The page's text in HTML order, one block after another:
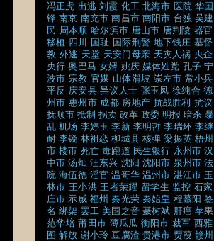
冯正虎 出逃 刘霞 化工 北海市 医院 华国
锋 南京 南充市 南昌市 南阳市 台独 吴建
民 周本顺 哈尔滨市 唐山市 唐荆陵 器官
移植 四川 国耻 国际刑警 地下钱庄 基督
教 外逃 天堂 天安门母亲 天灾人祸 央企
央行 奥巴马 女婿 姚庆 媒体姓党 孔子 宁
波市 宗教 官媒 山体滑坡 崇左市 常小兵
平反 庆安县 异议人士 张玉凤 徐纯合 德
州市 惠州市 成都 房地产 抗战胜利 抗议
抚顺市 抵制 拐卖 改革 政委 明报 暗杀 暴
乱 机场 李婷玉 李新 李明哲 李瑞环 李继
耐 李锐 林祖恋 柳城县 核弹 梁振英 梧州
市 楼市 死亡 毒跑道 民生银行 永州市 汉
中市 汤灿 汪东兴 沈阳 沈阳市 泉州市 法
院 海伍德 淫官 温哥华 温州市 湛江市 玉
林市 王小洪 王者荣耀 留学生 监控 石家
庄市 示威 福州 秦光荣 秦始皇 程慕阳 签
名 绑架 罢工 美国之音 聂树斌 肝癌 苹果
范华培 莆田市 薄瓜瓜 衡阳市 裁军 西雅
图 解放 谢小玲 豆腐渣 贵港市 贾葭 赣州